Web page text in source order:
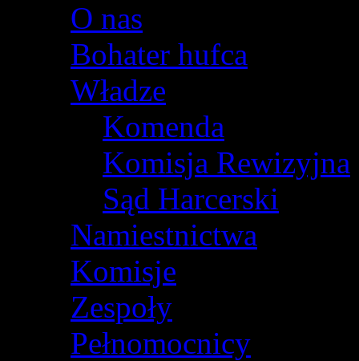
O nas
Bohater hufca
Władze
Komenda
Komisja Rewizyjna
Sąd Harcerski
Namiestnictwa
Komisje
Zespoły
Pełnomocnicy